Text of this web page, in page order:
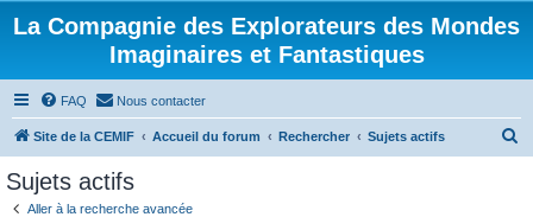
La Compagnie des Explorateurs des Mondes
Imaginaires et Fantastiques
FAQ Nous contacter
Site de la CEMIF Accueil du forum Rechercher Sujets actifs
Sujets actifs
Aller à la recherche avancée